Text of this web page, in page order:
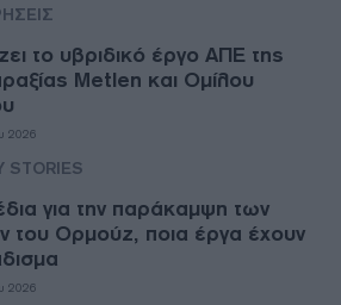
το υβριδικό έργο ΑΠΕ της
Metlen και Ομίλου
2026
STORIES
για την παράκαμψη των
του Ορμούζ, ποια έργα έχουν
2026